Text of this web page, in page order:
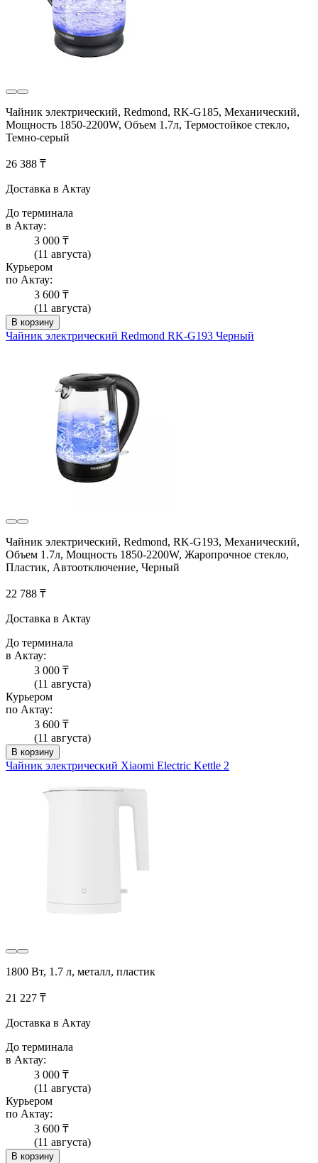
Чайник электрический, Redmond, RK-G185, Механический,
Мощность 1850-2200W, Объем 1.7л, Термостойкое стекло,
Темно-серый
26 388 ₸
Доставка в Актау
До терминала
в Актау:
3 000 ₸
(11 августа)
Курьером
по Актау:
3 600 ₸
(11 августа)
В корзину
Чайник электрический Redmond RK-G193 Черный
Чайник электрический, Redmond, RK-G193, Механический,
Объем 1.7л, Мощность 1850-2200W, Жаропрочное стекло,
Пластик, Автоотключение, Черный
22 788 ₸
Доставка в Актау
До терминала
в Актау:
3 000 ₸
(11 августа)
Курьером
по Актау:
3 600 ₸
(11 августа)
В корзину
Чайник электрический Xiaomi Electric Kettle 2
1800 Вт, 1.7 л, металл, пластик
21 227 ₸
Доставка в Актау
До терминала
в Актау:
3 000 ₸
(11 августа)
Курьером
по Актау:
3 600 ₸
(11 августа)
В корзину